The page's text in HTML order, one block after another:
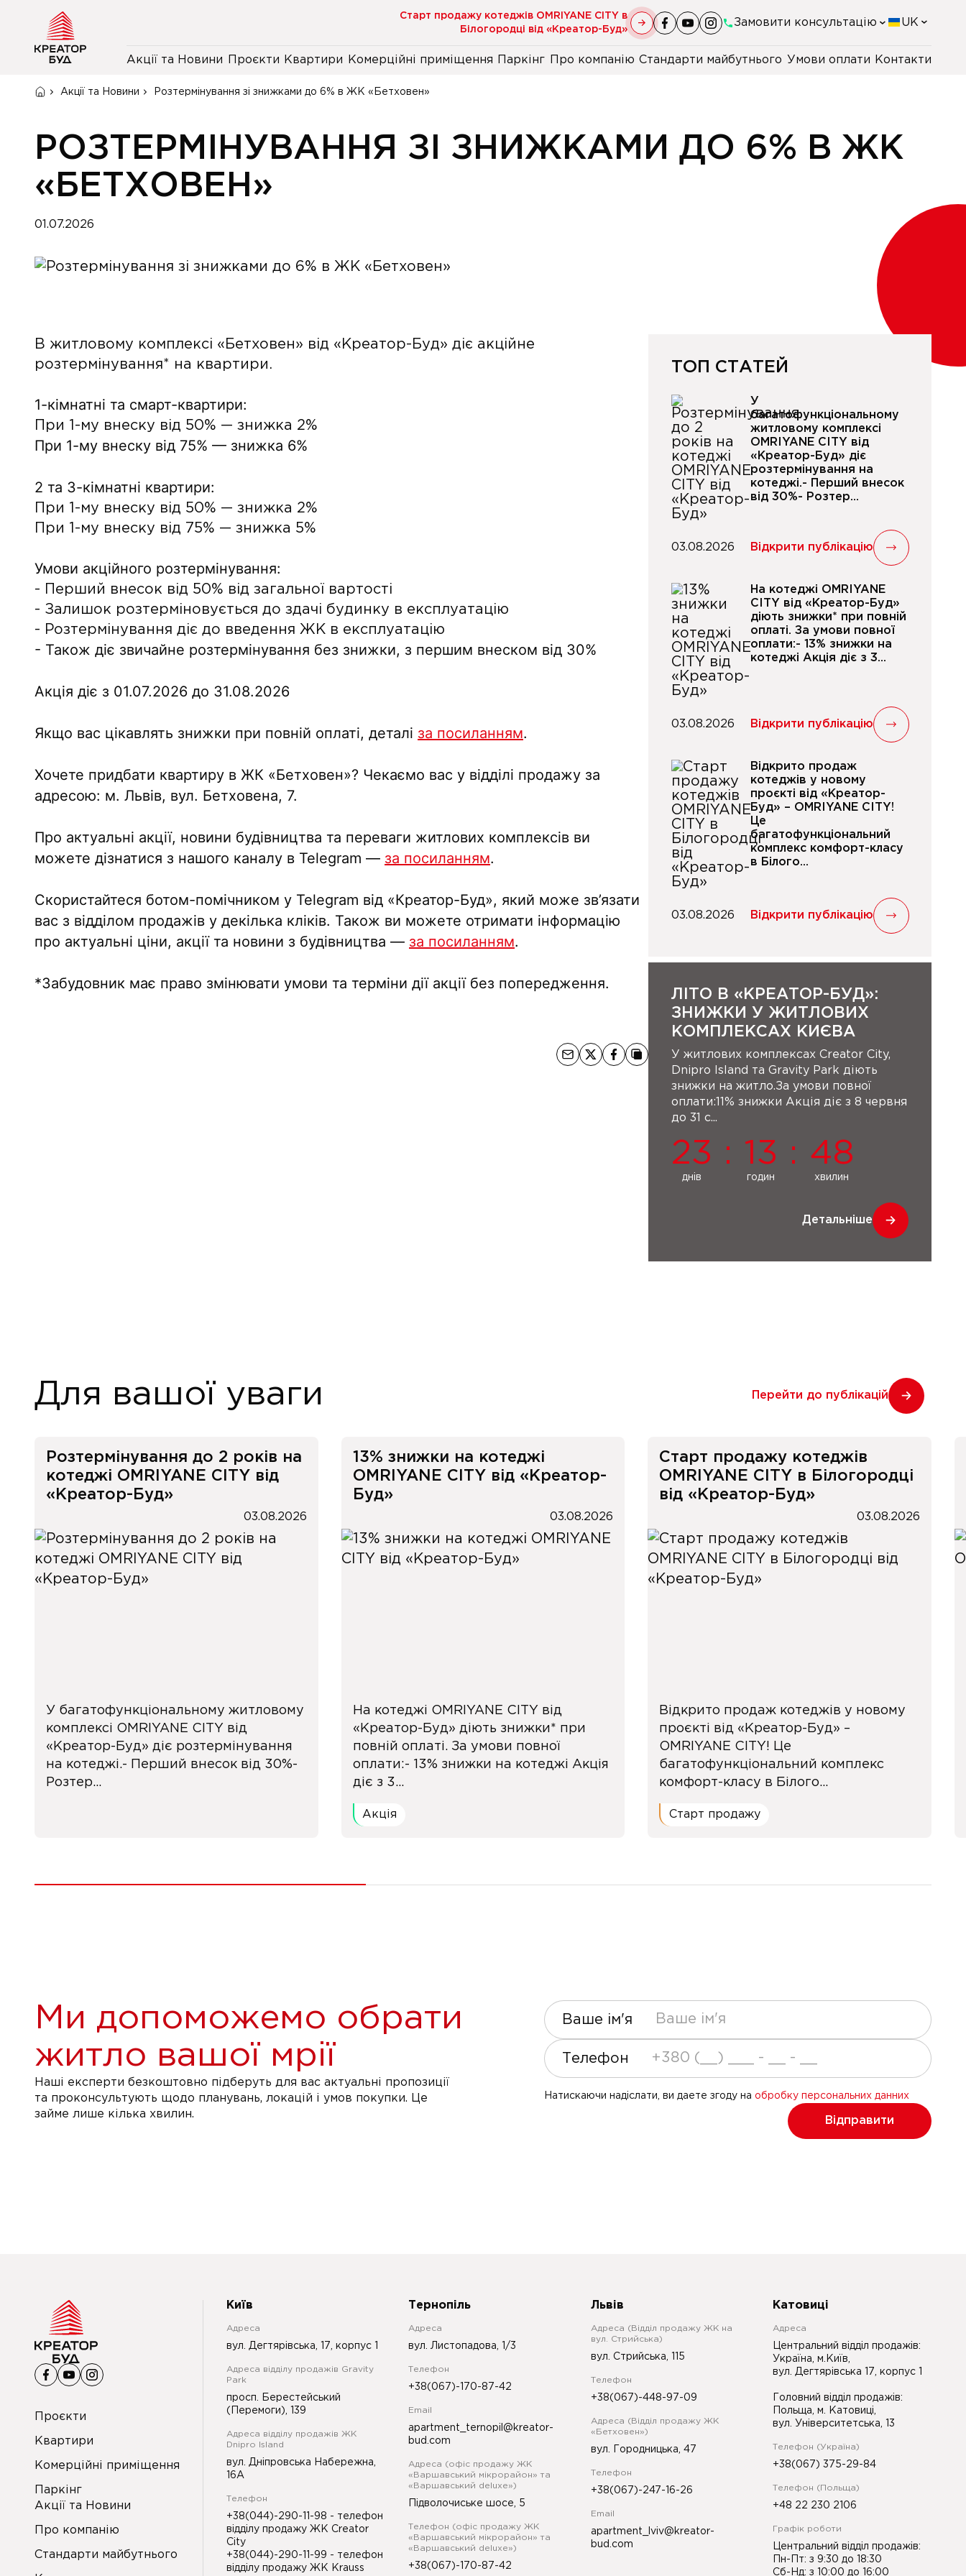
Старт продажу котеджів OMRIYANE CITY в
Білогородці від «Креатор-Буд»
Замовити консультацію UK
Акції та Новини Проєкти Квартири Комерційні приміщення Паркінг Про компанію Стандарти майбутнього Умови оплати Контакти
Акції та Новини Розтермінування зі знижками до 6% в ЖК «Бетховен»
РОЗТЕРМІНУВАННЯ ЗІ ЗНИЖКАМИ ДО 6% В ЖК
«БЕТХОВЕН»
01.07.2026
В житловому комплексі «Бетховен» від «Креатор-Буд» діє акційне
розтермінування* на квартири.
1-кімнатні та смарт-квартири:
При 1-му внеску від 50% — знижка 2%
При 1-му внеску від 75% — знижка 6%
2 та 3-кімнатні квартири:
При 1-му внеску від 50% — знижка 2%
При 1-му внеску від 75% — знижка 5%
Умови акційного розтермінування:
- Перший внесок від 50% від загальної вартості
- Залишок розтерміновується до здачі будинку в експлуатацію
- Розтермінування діє до введення ЖК в експлуатацію
- Також діє звичайне розтермінування без знижки, з першим внеском від 30%
Акція діє з 01.07.2026 до 31.08.2026
Якщо вас цікавлять знижки при повній оплаті, деталі за посиланням.
Хочете придбати квартиру в ЖК «Бетховен»? Чекаємо вас у відділі продажу за
адресою: м. Львів, вул. Бетховена, 7.
Про актуальні акції, новини будівництва та переваги житлових комплексів ви
можете дізнатися з нашого каналу в Telegram — за посиланням.
Скористайтеся ботом-помічником у Telegram від «Креатор-Буд», який може зв’язати
вас з відділом продажів у декілька кліків. Також ви можете отримати інформацію
про актуальні ціни, акції та новини з будівництва — за посиланням.
*Забудовник має право змінювати умови та терміни дії акції без попередження.
ТОП СТАТЕЙ
У
багатофункціональному
житловому комплексі
OMRIYANE CITY від
«Креатор-Буд» діє
розтермінування на
котеджі.- Перший внесок
від 30%- Розтер...
03.08.2026 Відкрити публікацію
На котеджі OMRIYANE
CITY від «Креатор-Буд»
діють знижки* при повній
оплаті. За умови повної
оплати:- 13% знижки на
котеджі Акція діє з 3...
03.08.2026 Відкрити публікацію
Відкрито продаж
котеджів у новому
проєкті від «Креатор-
Буд» – OMRIYANE CITY!
Це
багатофункціональний
комплекс комфорт-класу
в Білого...
03.08.2026 Відкрити публікацію
ЛІТО В «КРЕАТОР-БУД»:
ЗНИЖКИ У ЖИТЛОВИХ
КОМПЛЕКСАХ КИЄВА
У житлових комплексах Creator City,
Dnipro Island та Gravity Park діють
знижки на житло.За умови повної
оплати:11% знижки Акція діє з 8 червня
до 31 с...
23
днів
: 13
годин
: 48
хвилин
Детальніше
Для вашої уваги Перейти до публікацій
Розтермінування до 2 років на
котеджі OMRIYANE CITY від
«Креатор-Буд»
03.08.2026
У багатофункціональному житловому
комплексі OMRIYANE CITY від
«Креатор-Буд» діє розтермінування
на котеджі.- Перший внесок від 30%-
Розтер...
13% знижки на котеджі
OMRIYANE CITY від «Креатор-
Буд»
03.08.2026
На котеджі OMRIYANE CITY від
«Креатор-Буд» діють знижки* при
повній оплаті. За умови повної
оплати:- 13% знижки на котеджі Акція
діє з 3...
Акція
Старт продажу котеджів
OMRIYANE CITY в Білогородці
від «Креатор-Буд»
03.08.2026
Відкрито продаж котеджів у новому
проєкті від «Креатор-Буд» –
OMRIYANE CITY! Це
багатофункціональний комплекс
комфорт-класу в Білого...
Старт продажу
Ми допоможемо обрати
житло вашої мрії
Наші експерти безкоштовно підберуть для вас актуальні пропозиції
та проконсультують щодо планувань, локацій і умов покупки. Це
займе лише кілька хвилин.
Ваше ім'я
Телефон
Натискаючи надіслати, ви даете згоду на обробку персональних данних
Відправити
Проєкти
Квартири
Комерційні приміщення
Паркінг
Акції та Новини
Про компанію
Стандарти майбутнього
Київ
Адреса
вул. Дегтярівська, 17, корпус 1
Адреса відділу продажів Gravity
Park
просп. Берестейський
(Перемоги), 139
Адреса відділу продажів ЖК
Dnipro Island
вул. Дніпровська Набережна,
16А
Телефон
+38(044)-290-11-98 - телефон
відділу продажу ЖК Creator
City
+38(044)-290-11-99 - телефон
відділу продажу ЖК Krauss
Тернопіль
Адреса
вул. Листопадова, 1/3
Телефон
+38(067)-170-87-42
Email
apartment_ternopil@kreator-
bud.com
Адреса (офіс продажу ЖК
«Варшавський мікрорайон» та
«Варшавський deluxe»)
Підволочиське шосе, 5
Телефон (офіс продажу ЖК
«Варшавський мікрорайон» та
«Варшавський deluxe»)
+38(067)-170-87-42
Львів
Адреса (Відділ продажу ЖК на
вул. Стрийська)
вул. Стрийська, 115
Телефон
+38(067)-448-97-09
Адреса (Відділ продажу ЖК
«Бетховен»)
вул. Городницька, 47
Телефон
+38(067)-247-16-26
Email
apartment_lviv@kreator-
bud.com
Катовиці
Адреса
Центральний відділ продажів:
Україна, м.Київ,
вул. Дегтярівська 17, корпус 1
Головний відділ продажів:
Польща, м. Катовиці,
вул. Університетська, 13
Телефон (Україна)
+38(067) 375-29-84
Телефон (Польща)
+48 22 230 2106
Графік роботи
Центральний відділ продажів:
Пн-Пт: з 9:30 до 18:30
Сб-Нд: з 10:00 до 16:00